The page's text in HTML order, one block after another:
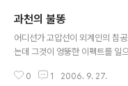
렇게 우린 영영 이제 우리 둘은 술
인줄도 모르고 너 하나 기다렸어
힘들 줄이야 이제 남남이야 정말
과천의 불똥
어디선가 고압선이 외계인의 침
는데 그것이 엉뚱한 이펙트를 일
원으로 버티는데 이게 복구되는
0 1 2006. 9. 27.